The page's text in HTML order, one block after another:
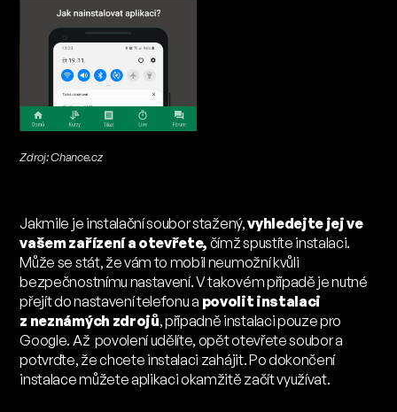
Zdroj: Chance.cz
Jakmile je instalační soubor stažený,vyhledejte jej ve
vašem zařízení a otevřete, čímž spustíte instalaci.
Může se stát, že vám to mobil neumožní kvůli
bezpečnostnímu nastavení. V takovém případě je nutné
přejít do nastavení telefonu a povolit instalaci
z neznámých zdrojů, případně instalaci pouze pro
Google. Až povolení udělíte, opět otevřete soubor a
potvrďte, že chcete instalaci zahájit. Po dokončení
instalace můžete aplikaci okamžitě začít využívat.